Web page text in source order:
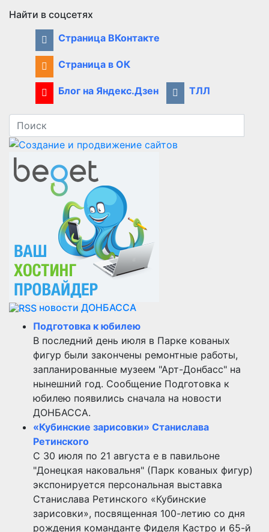
Найти в соцсетях
Страница ВКонтакте
Страница в ОК
Блог на Яндекс.Дзен ТЛЛ
новости ДОНБАССА
Подготовка к юбилею
В последний день июля в Парке кованых
фигур были закончены ремонтные работы,
запланированные музеем "Арт-Донбасс" на
нынешний год. Сообщение Подготовка к
юбилею появились сначала на новости
ДОНБАССА.
«Кубинские зарисовки» Станислава
Ретинского
С 30 июля по 21 августа е в павильоне
"Донецкая наковальня" (Парк кованых фигур)
экспонируется персональная выставка
Станислава Ретинского «Кубинские
зарисовки», посвященная 100-летию со дня
рождения команданте Фиделя Кастро и 65-й